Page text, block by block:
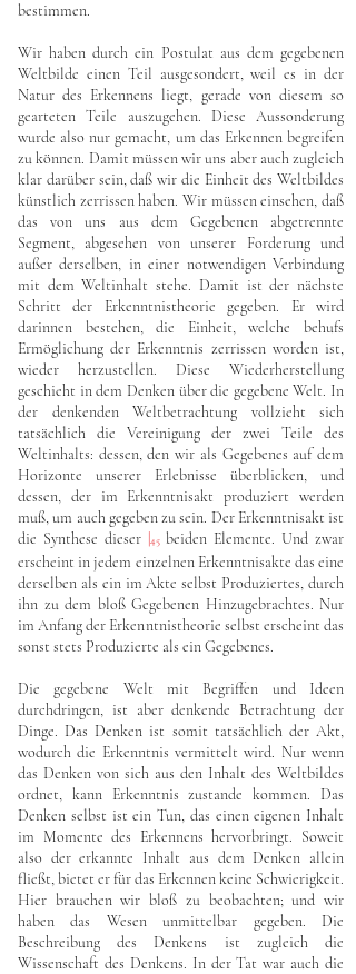
bestimmen.
Wir haben durch ein Postulat aus dem gegebenen
Weltbilde einen Teil ausgesondert, weil es in der
Natur des Erkennens liegt, gerade von diesem so
gearteten Teile auszugehen. Diese Aussonderung
wurde also nur gemacht, um das Erkennen begreifen
zu können. Damit müssen wir uns aber auch zugleich
klar darüber sein, daß wir die Einheit des Weltbildes
künstlich zerrissen haben. Wir müssen einsehen, daß
das von uns aus dem Gegebenen abgetrennte
Segment, abgesehen von unserer Forderung und
außer derselben, in einer notwendigen Verbindung
mit dem Weltinhalt stehe. Damit ist der nächste
Schritt der Erkenntnistheorie gegeben. Er wird
darinnen bestehen, die Einheit, welche behufs
Ermöglichung der Erkenntnis zerrissen worden ist,
wieder herzustellen. Diese Wiederherstellung
geschieht in dem Denken über die gegebene Welt. In
der denkenden Weltbetrachtung vollzieht sich
tatsächlich die Vereinigung der zwei Teile des
Weltinhalts: dessen, den wir als Gegebenes auf dem
Horizonte unserer Erlebnisse überblicken, und
dessen, der im Erkenntnisakt produziert werden
muß, um auch gegeben zu sein. Der Erkenntnisakt ist
die Synthese dieser
45 beiden Elemente. Und zwar
erscheint in jedem einzelnen Erkenntnisakte das eine
derselben als ein im Akte selbst Produziertes, durch
ihn zu dem bloß Gegebenen Hinzugebrachtes. Nur
im Anfang der Erkenntnistheorie selbst erscheint das
sonst stets Produzierte als ein Gegebenes.
Die gegebene Welt mit Begriffen und Ideen
durchdringen, ist aber denkende Betrachtung der
Dinge. Das Denken ist somit tatsächlich der Akt,
wodurch die Erkenntnis vermittelt wird. Nur wenn
das Denken von sich aus den Inhalt des Weltbildes
ordnet, kann Erkenntnis zustande kommen. Das
Denken selbst ist ein Tun, das einen eigenen Inhalt
im Momente des Erkennens hervorbringt. Soweit
also der erkannte Inhalt aus dem Denken allein
fließt, bietet er für das Erkennen keine Schwierigkeit.
Hier brauchen wir bloß zu beobachten; und wir
haben das Wesen unmittelbar gegeben. Die
Beschreibung des Denkens ist zugleich die
Wissenschaft des Denkens. In der Tat war auch die